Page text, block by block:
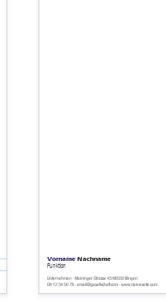
06 12 34 56 78 - email@gesellschaft.com - www.deineseite.com
Unternehmen - Meininger Strasse 43 66550 Illingen
Funktion
VornameNachname